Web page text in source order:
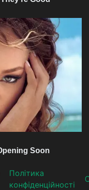
Політика
конфіденційності